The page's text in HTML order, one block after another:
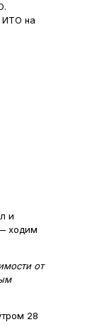
ИТО на
и
ходим
от
28